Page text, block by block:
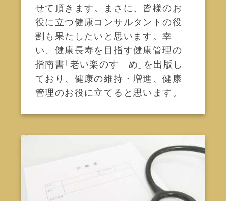
せて頂きます。まさに、皆様のお
役に立つ健康コンサルタントの役
割も果たしたいと思います。幸
い、健康長寿を目指す健康管理の
指南書「老い楽のすゝめ」を出版し
ており、健康の維持・増進、健康
管理のお役に立てると思います。